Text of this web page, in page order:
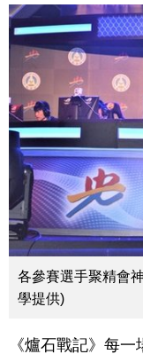
各參賽選手聚精會
學提供)
《爐石戰記》每